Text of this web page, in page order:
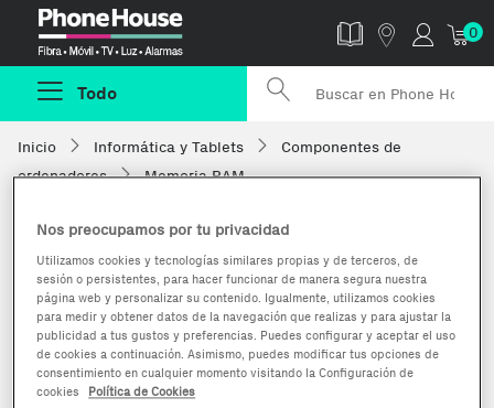
0
Todo
Inicio Informática y Tablets
Componentes de
ordenadores
Memoria RAM
Nos preocupamos por tu privacidad
Utilizamos cookies y tecnologías similares propias y de terceros, de
sesión o persistentes, para hacer funcionar de manera segura nuestra
página web y personalizar su contenido. Igualmente, utilizamos cookies
para medir y obtener datos de la navegación que realizas y para ajustar la
publicidad a tus gustos y preferencias. Puedes configurar y aceptar el uso
de cookies a continuación. Asimismo, puedes modificar tus opciones de
consentimiento en cualquier momento visitando la Configuración de
cookies
Política de Cookies